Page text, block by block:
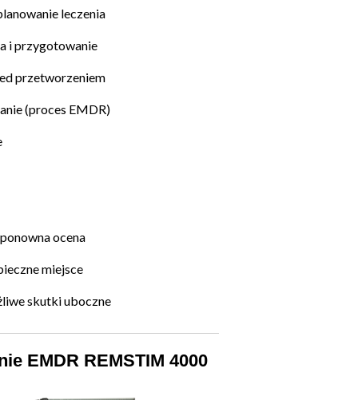
leczenia
i przygotowanie
przetworzeniem
(proces EMDR)
ocena
miejsce
skutki uboczne
EMDR REMSTIM 4000